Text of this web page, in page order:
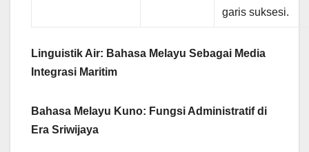
garis suksesi.
Linguistik Air: Bahasa Melayu Sebagai Media
Integrasi Maritim
Bahasa Melayu Kuno: Fungsi Administratif di
Era Sriwijaya